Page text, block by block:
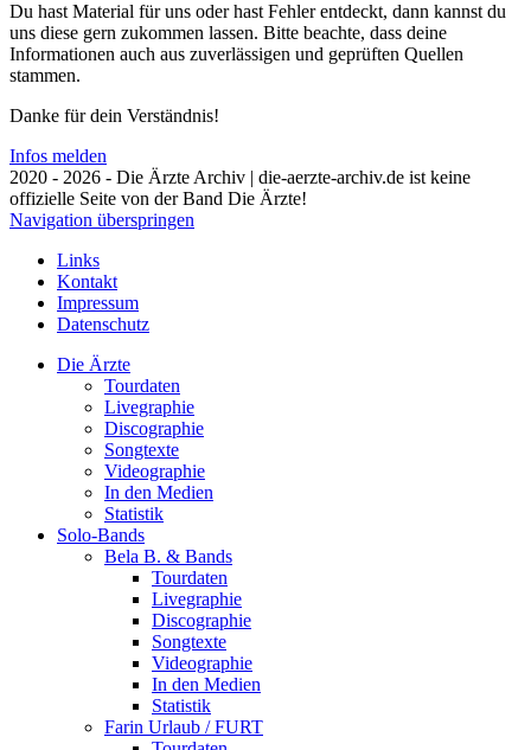
Du hast Material für uns oder hast Fehler entdeckt, dann kannst du
uns diese gern zukommen lassen. Bitte beachte, dass deine
Informationen auch aus zuverlässigen und geprüften Quellen
stammen.
Danke für dein Verständnis!
Infos melden
2020 - 2026 - Die Ärzte Archiv | die-aerzte-archiv.de ist keine
offizielle Seite von der Band Die Ärzte!
Navigation überspringen
Links
Kontakt
Impressum
Datenschutz
Die Ärzte
Tourdaten
Livegraphie
Discographie
Songtexte
Videographie
In den Medien
Statistik
Solo-Bands
Bela B. & Bands
Tourdaten
Livegraphie
Discographie
Songtexte
Videographie
In den Medien
Statistik
Farin Urlaub / FURT